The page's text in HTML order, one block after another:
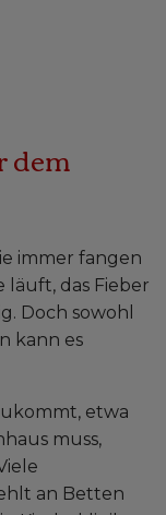
dem
immer fangen
läuft, das Fieber
Doch sowohl
kann es
etwa
muss,
an Betten